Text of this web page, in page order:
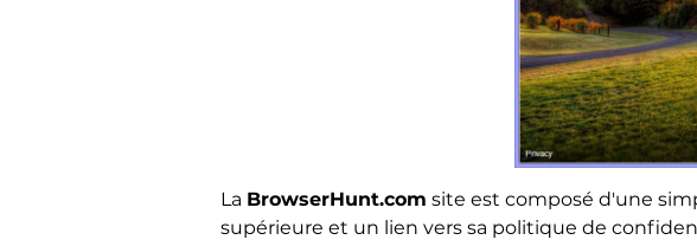
La BrowserHunt.com site est composé d'une
supérieure et un lien vers sa politique de